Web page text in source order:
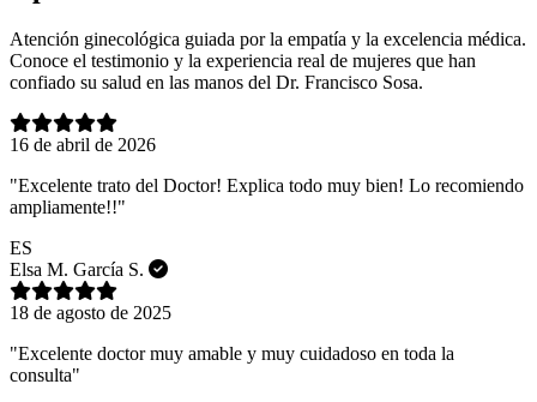
Atención ginecológica guiada por la empatía y la excelencia médica.
Conoce el testimonio y la experiencia real de mujeres que han
confiado su salud en las manos del Dr. Francisco Sosa.
16 de abril de 2026
"Excelente trato del Doctor! Explica todo muy bien! Lo recomiendo
ampliamente!!"
ES
Elsa M. García S.
18 de agosto de 2025
"Excelente doctor muy amable y muy cuidadoso en toda la
consulta"